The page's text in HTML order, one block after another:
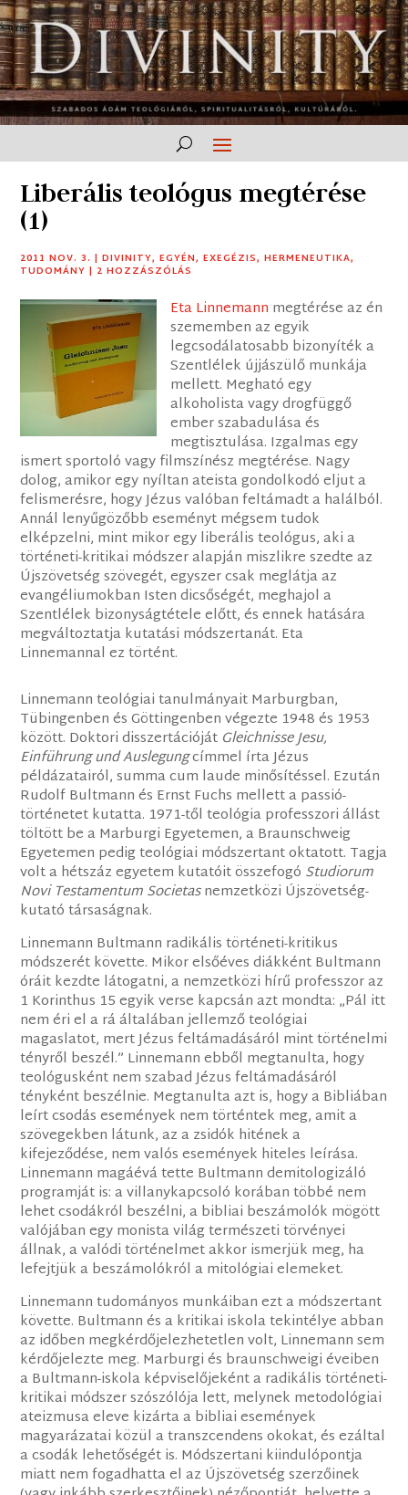
Liberális teológus megtérése
(1)
2011 NOV. 3. |DIVINITY,EGYÉN,EXEGÉZIS,HERMENEUTIKA,
TUDOMÁNY | 2 HOZZÁSZÓLÁS
Eta Linnemann megtérése az én
szememben az egyik
legcsodálatosabb bizonyíték a
Szentlélek újjászülő munkája
mellett. Megható egy
alkoholista vagy drogfüggő
ember szabadulása és
megtisztulása. Izgalmas egy
ismert sportoló vagy filmszínész megtérése. Nagy
dolog, amikor egy nyíltan ateista gondolkodó eljut a
felismerésre, hogy Jézus valóban feltámadt a halálból.
Annál lenyűgözőbb eseményt mégsem tudok
elképzelni, mint mikor egy liberális teológus, aki a
történeti-kritikai módszer alapján miszlikre szedte az
Újszövetség szövegét, egyszer csak meglátja az
evangéliumokban Isten dicsőségét, meghajol a
Szentlélek bizonyságtétele előtt, és ennek hatására
megváltoztatja kutatási módszertanát. Eta
Linnemannal ez történt.
Linnemann teológiai tanulmányait Marburgban,
Tübingenben és Göttingenben végezte 1948 és 1953
között. Doktori disszertációját Gleichnisse Jesu,
Einführung und Auslegungcímmel írta Jézus
példázatairól, summa cum laude minősítéssel. Ezután
Rudolf Bultmann és Ernst Fuchs mellett a passió-
történetet kutatta. 1971-től teológia professzori állást
töltött be a Marburgi Egyetemen, a Braunschweig
Egyetemen pedig teológiai módszertant oktatott. Tagja
volt a hétszáz egyetem kutatóit összefogó Studiorum
Novi Testamentum Societasnemzetközi Újszövetség-
kutató társaságnak.
Linnemann Bultmann radikális történeti-kritikus
módszerét követte. Mikor elsőéves diákként Bultmann
óráit kezdte látogatni, a nemzetközi hírű professzor az
1 Korinthus 15 egyik verse kapcsán azt mondta: „Pál itt
nem éri el a rá általában jellemző teológiai
magaslatot, mert Jézus feltámadásáról mint történelmi
tényről beszél.” Linnemann ebből megtanulta, hogy
teológusként nem szabad Jézus feltámadásáról
tényként beszélnie. Megtanulta azt is, hogy a Bibliában
leírt csodás események nem történtek meg, amit a
szövegekben látunk, az a zsidók hitének a
kifejeződése, nem valós események hiteles leírása.
Linnemann magáévá tette Bultmann demitologizáló
programját is: a villanykapcsoló korában többé nem
lehet csodákról beszélni, a bibliai beszámolók mögött
valójában egy monista világ természeti törvényei
állnak, a valódi történelmet akkor ismerjük meg, ha
lefejtjük a beszámolókról a mitológiai elemeket.
Linnemann tudományos munkáiban ezt a módszertant
követte. Bultmann és a kritikai iskola tekintélye abban
az időben megkérdőjelezhetetlen volt, Linnemann sem
kérdőjelezte meg. Marburgi és braunschweigi éveiben
a Bultmann-iskola képviselőjeként a radikális történeti-
kritikai módszer szószólója lett, melynek metodológiai
ateizmusa eleve kizárta a bibliai események
magyarázatai közül a transzcendens okokat, és ezáltal
a csodák lehetőségét is. Módszertani kiindulópontja
miatt nem fogadhatta el az Újszövetség szerzőinek